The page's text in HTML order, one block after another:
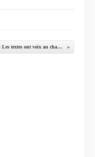
Word - TP #1 : Les textes ont voix au chapitre